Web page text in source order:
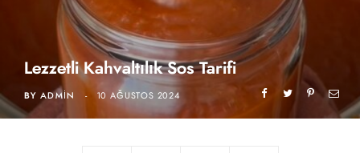
Lezzetli Kahvaltılık Sos Tarifi
BY ADMIN 10 AĞUSTOS 2024